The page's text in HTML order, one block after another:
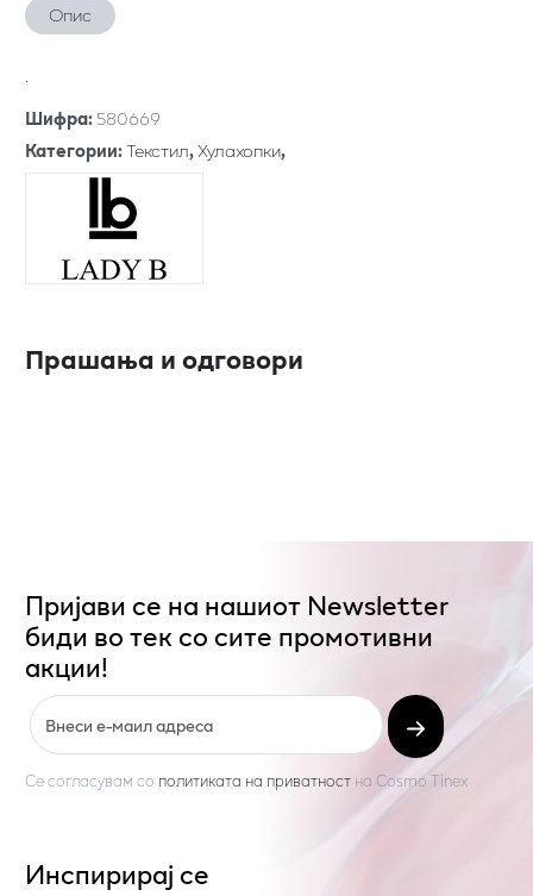
Опис
.
Шифра:580669
Категории:Текстил,Хулахопки,
Прашања и одговори
Пријави се на нашиот Newsletter
биди во тек со сите промотивни
акции!
Се согласувам со политиката на приватност на Cosmo Tinex
Инспирирај се